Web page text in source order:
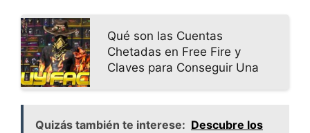
Qué son las Cuentas
Chetadas en Free Fire y
Claves para Conseguir Una
Quizás también te interese: Descubre los